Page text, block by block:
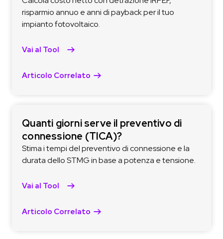
risparmio annuo e anni di payback per il tuo
impianto fotovoltaico.
Vai al Tool
Articolo Correlato
Quanti giorni serve il preventivo di
connessione (TICA)?
Stima i tempi del preventivo di connessione e la
durata dello STMG in base a potenza e tensione.
Vai al Tool
Articolo Correlato